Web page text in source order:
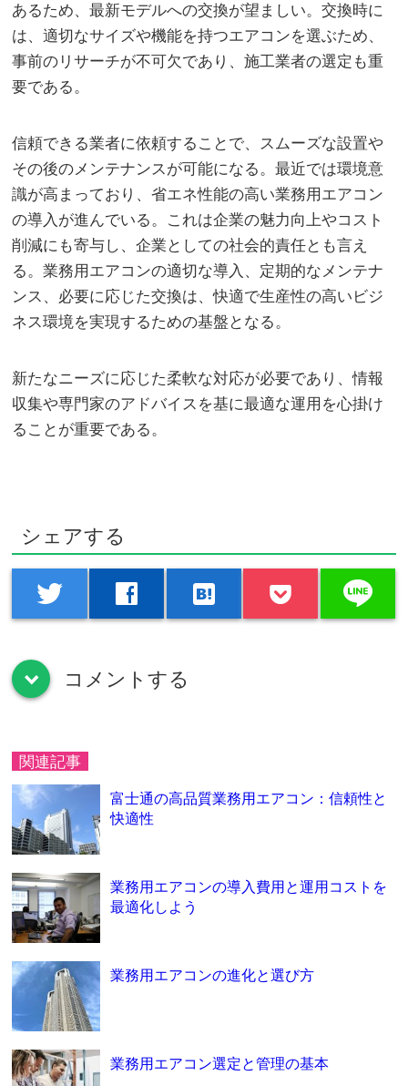
あるため、最新モデルへの交換が望ましい。交換時に
は、適切なサイズや機能を持つエアコンを選ぶため、
事前のリサーチが不可欠であり、施工業者の選定も重
要である。
信頼できる業者に依頼することで、スムーズな設置や
その後のメンテナンスが可能になる。最近では環境意
識が高まっており、省エネ性能の高い業務用エアコン
の導入が進んでいる。これは企業の魅力向上やコスト
削減にも寄与し、企業としての社会的責任とも言え
る。業務用エアコンの適切な導入、定期的なメンテナ
ンス、必要に応じた交換は、快適で生産性の高いビジ
ネス環境を実現するための基盤となる。
新たなニーズに応じた柔軟な対応が必要であり、情報
収集や専門家のアドバイスを基に最適な運用を心掛け
ることが重要である。
シェアする
twitter facebook hatenabookmark line
down コメントする
関連記事
富士通の高品質業務用エアコン：信頼性と
快適性
業務用エアコンの導入費用と運用コストを
最適化しよう
業務用エアコンの進化と選び方
業務用エアコン選定と管理の基本